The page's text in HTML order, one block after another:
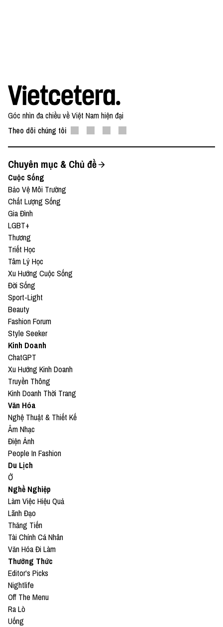
Góc nhìn đa chiều về Việt Nam hiện đại
Theo dõi chúng tôi
Chuyên mục & Chủ đề
Cuộc Sống
Bảo Vệ Môi Trường
Chất Lượng Sống
Gia Đình
LGBT+
Thương
Triết Học
Tâm Lý Học
Xu Hướng Cuộc Sống
Đời Sống
Sport-Light
Beauty
Fashion Forum
Style Seeker
Kinh Doanh
ChatGPT
Xu Hướng Kinh Doanh
Truyền Thông
Kinh Doanh Thời Trang
Văn Hóa
Nghệ Thuật & Thiết Kế
Âm Nhạc
Điện Ảnh
People In Fashion
Du Lịch
Ở
Nghề Nghiệp
Làm Việc Hiệu Quả
Lãnh Đạo
Thăng Tiến
Tài Chính Cá Nhân
Văn Hóa Đi Làm
Thưởng Thức
Editor's Picks
Nightlife
Off The Menu
Ra Lò
Uống